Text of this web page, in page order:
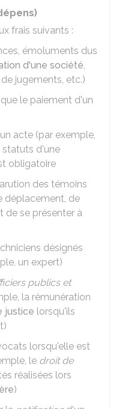
frais suivants :
émoluments dus
d'une société,
jugements, etc.)
le paiement d'un
acte (par exemple,
statuts d'une
obligatoire
des témoins
déplacement, de
se présenter à
désignés
un expert)
publics et
la rémunération
justice lorsqu'ils
lorsqu'elle est
le droit de
réalisées lors
)